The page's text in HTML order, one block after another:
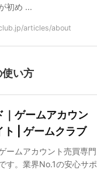
初め ...
articles/about
い方
｜ゲームアカウン
ト | ゲームクラブ
ームアカウント売買専門
す。業界No.1の安心サポ